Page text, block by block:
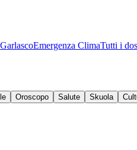
GarlascoEmergenza ClimaTutti i
Oroscopo Salute Skuola